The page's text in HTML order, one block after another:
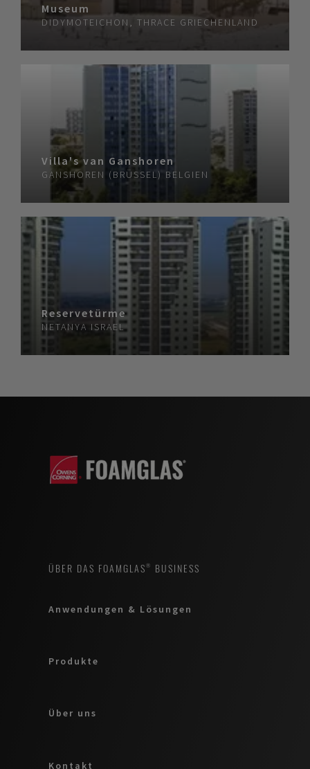
Museum
DIDYMOTEICHON, THRACE GRIECHENLAND
Villa's van Ganshoren
GANSHOREN (BRÜSSEL) BELGIEN
Reservetürme
NETANYA ISRAEL
ÜBER DAS FOAMGLAS® BUSINESS
Anwendungen & Lösungen
Produkte
Über uns
Kontakt